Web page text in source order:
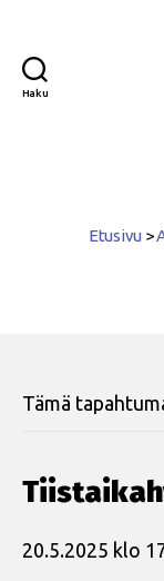
Haku
Etusivu >
Tämä
20.5.2025 klo